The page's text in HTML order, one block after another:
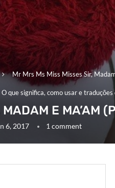
Mr Mrs Ms Miss Misses Sir,
O que significa, como usar e traduções
E MA’AM
6, 2017 1 comment